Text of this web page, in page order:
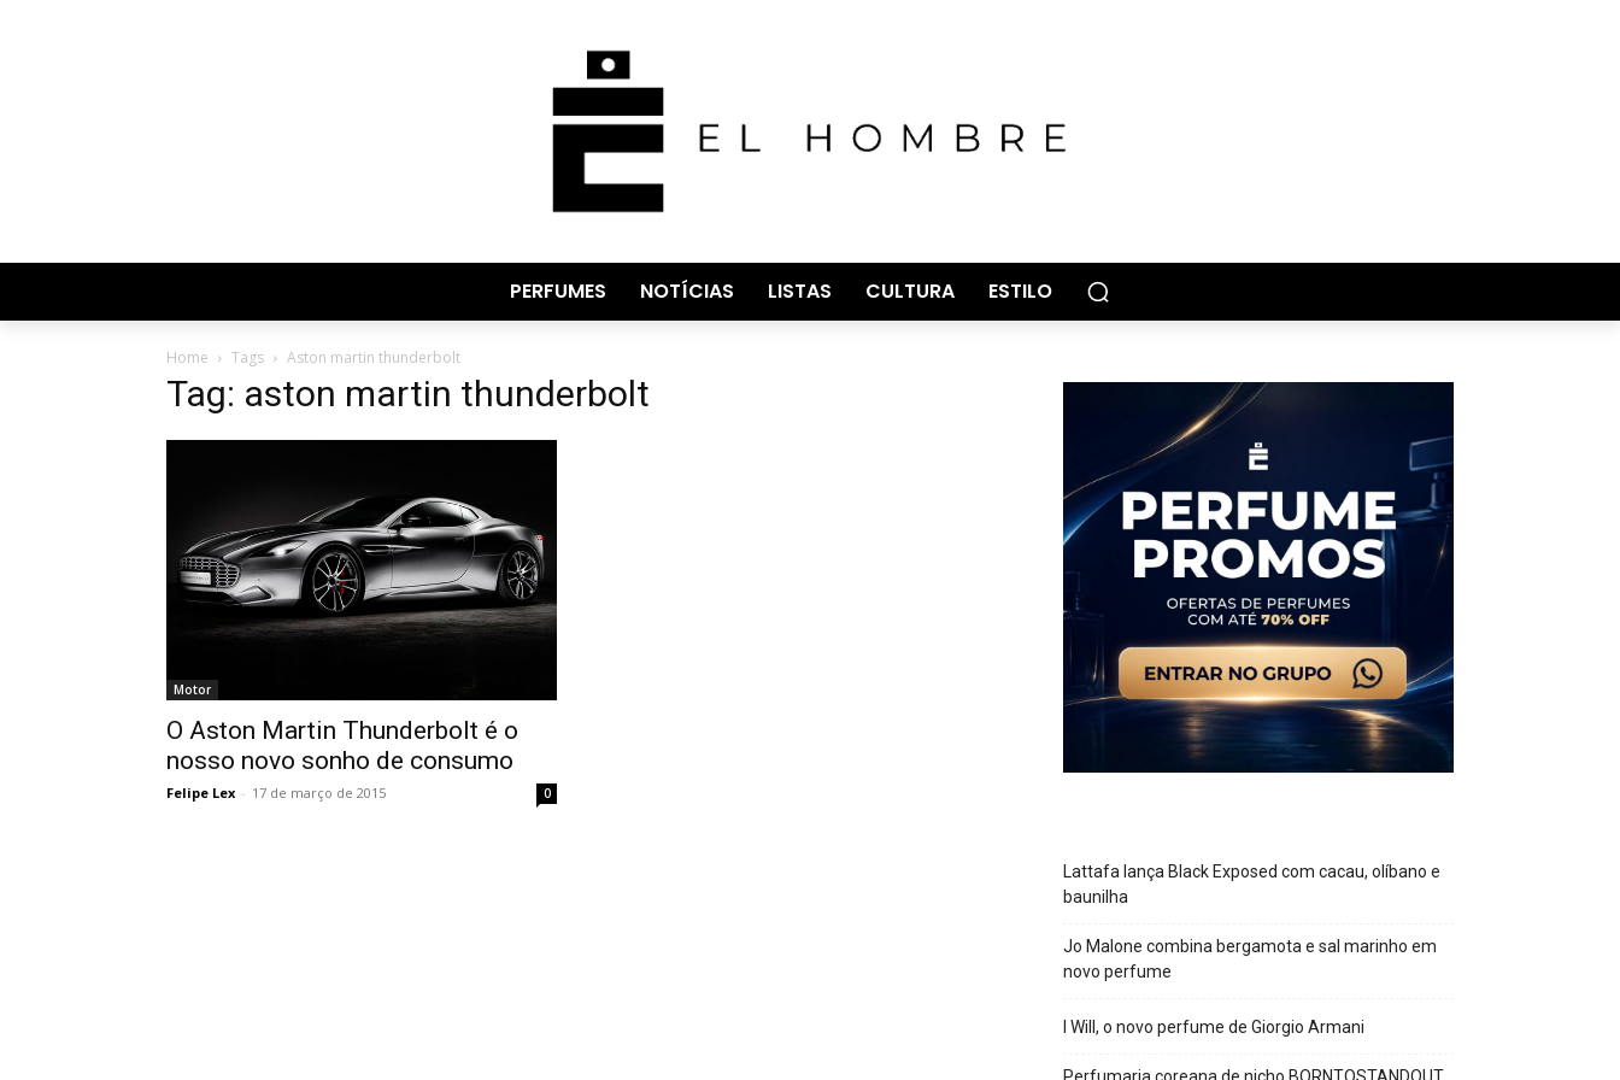
PERFUMES NOTÍCIAS LISTAS CULTURA ESTILO
Home Tags Aston martin thunderbolt
Tag: aston martin thunderbolt
Motor
O Aston Martin Thunderbolt é o
nosso novo sonho de consumo
Felipe Lex - 17 de março de 2015 0
Lattafa lança Black Exposed com cacau, olíbano e
baunilha
Jo Malone combina bergamota e sal marinho em
novo perfume
I Will, o novo perfume de Giorgio Armani
Perfumaria coreana de nicho BORNTOSTANDOUT